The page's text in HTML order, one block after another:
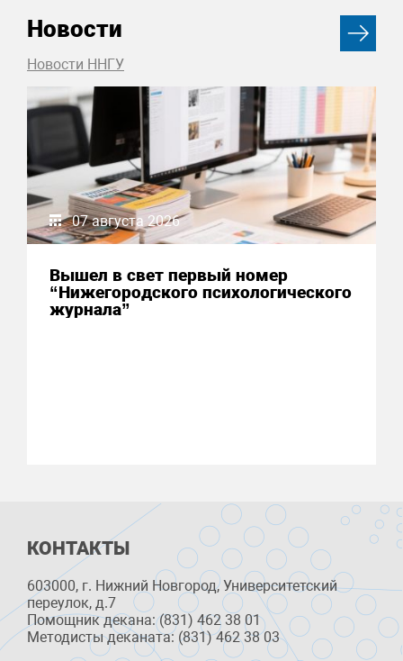
Новости
Новости ННГУ
07 августа 2026
Вышел в свет первый номер
“Нижегородского психологического
журнала”
КОНТАКТЫ
603000, г. Нижний Новгород, Университетский
переулок, д.7
Помощник декана: (831) 462 38 01
Методисты деканата: (831) 462 38 03